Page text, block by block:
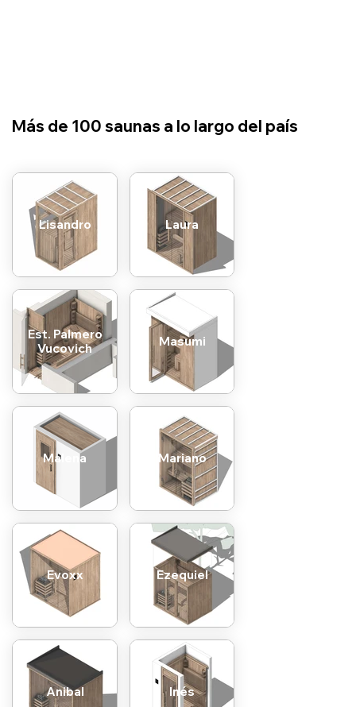
​Más de 100 saunas a lo largo del país
Lisandro Laura
Est. Palmero
Vucovich
Masumi
Malena Mariano
Evoxx Ezequiel
Anibal Inés